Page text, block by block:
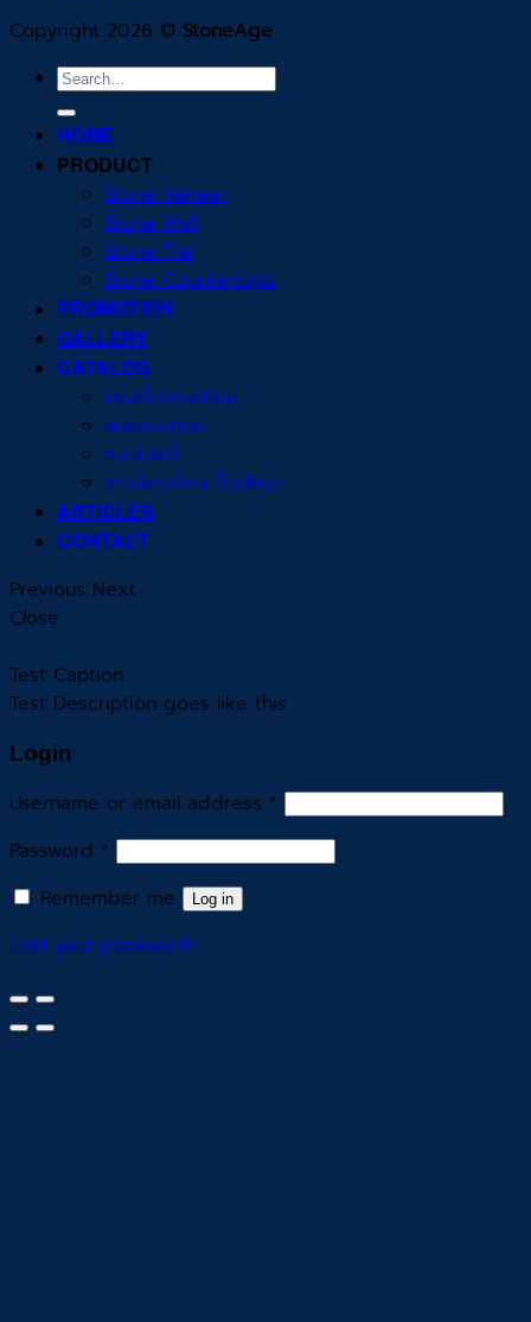
Copyright 2026 © StoneAge
Search
for:
HOME
PRODUCT
Stone Veneer
Stone Wall
Stone Tile
Stone Countertops
PROMOTION
GALLERY
CATALOG
กระเบื้องหินเทียม
ผนังหินเทียม
หินวีเนียร์
เคาน์เตอร์หิน ท็อปครัว
ARTICLES
CONTACT
Previous Next
Close
Test Caption
Test Description goes like this
Login
Username or email address *
Password *
Remember me
Log in
Lost your password?